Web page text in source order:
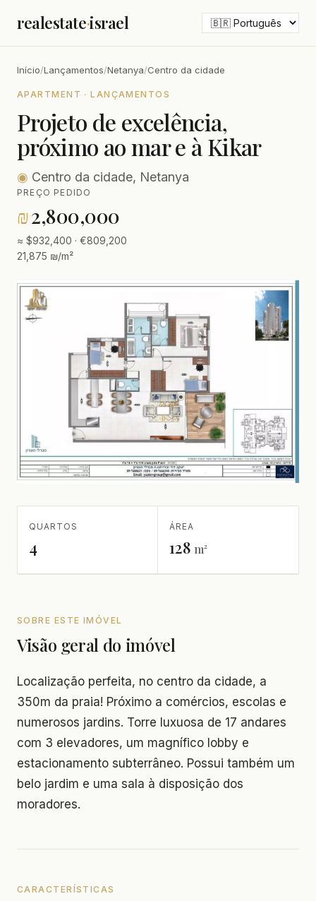
realestate·israel
Início/Lançamentos/Netanya/Centro da cidade
APARTMENT · LANÇAMENTOS
Projeto de excelência,
próximo ao mar e à Kikar
◉ Centro da cidade, Netanya
PREÇO PEDIDO
₪2,800,000
≈ $932,400 · €809,200
21,875 ₪/m²
QUARTOS
4
ÁREA
128 m²
SOBRE ESTE IMÓVEL
Visão geral do imóvel
Localização perfeita, no centro da cidade, a
350m da praia! Próximo a comércios, escolas e
numerosos jardins. Torre luxuosa de 17 andares
com 3 elevadores, um magnífico lobby e
estacionamento subterrâneo. Possui também um
belo jardim e uma sala à disposição dos
moradores.
CARACTERÍSTICAS